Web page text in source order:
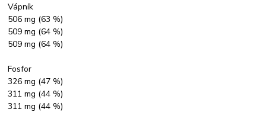
Vápník
506 mg (63 %)
509 mg (64 %)
509 mg (64 %)
Fosfor
326 mg (47 %)
311 mg (44 %)
311 mg (44 %)